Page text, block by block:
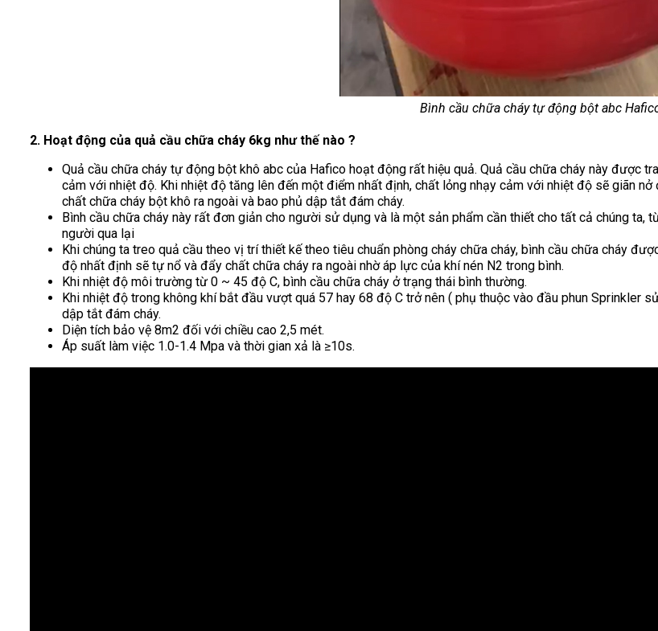
Bình cầu chữa cháy tự động bột abc
2. Hoạt động của quả cầu chữa cháy 6kg như thế nào ?
Quả cầu chữa cháy tự động bột khô abc của Hafico hoạt động rất hiệu quả. Quả cầu chữa cháy này được
cảm với nhiệt độ. Khi nhiệt độ tăng lên đến một điểm nhất định, chất lỏng nhạy cảm với nhiệt độ sẽ giãn
chất chữa cháy bột khô ra ngoài và bao phủ dập tắt đám cháy.
Bình cầu chữa cháy này rất đơn giản cho người sử dụng và là một sản phẩm cần thiết cho tất cả chúng ta,
người qua lại
Khi chúng ta treo quả cầu theo vị trí thiết kế theo tiêu chuẩn phòng cháy chữa cháy, bình cầu chữa cháy
độ nhất định sẽ tự nổ và đẩy chất chữa cháy ra ngoài nhờ áp lực của khí nén N2 trong bình.
Khi nhiệt độ môi trường từ 0 ~ 45 độ C, bình cầu chữa cháy ở trạng thái bình thường.
Khi nhiệt độ trong không khí bắt đầu vượt quá 57 hay 68 độ C trở nên ( phụ thuộc vào đầu phun Sprinkler
dập tắt đám cháy.
Diện tích bảo vệ 8m2 đối với chiều cao 2,5 mét.
Áp suất làm việc 1.0-1.4 Mpa và thời gian xả là ≥10s.